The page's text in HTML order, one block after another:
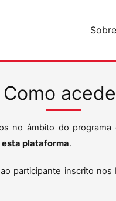
Como
no âmbito do
esta plataforma.
participante inscrito